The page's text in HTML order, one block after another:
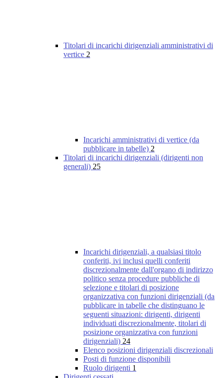
Titolari di incarichi dirigenziali amministrativi di
vertice 2
Incarichi amministrativi di vertice (da
pubblicare in tabelle) 2
Titolari di incarichi dirigenziali (dirigenti non
generali) 25
Incarichi dirigenziali, a qualsiasi titolo
conferiti, ivi inclusi quelli conferiti
discrezionalmente dall'organo di indirizzo
politico senza procedure pubbliche di
selezione e titolari di posizione
organizzativa con funzioni dirigenziali (da
pubblicare in tabelle che distinguano le
seguenti situazioni: dirigenti, dirigenti
individuati discrezionalmente, titolari di
posizione organizzativa con funzioni
dirigenziali) 24
Elenco posizioni dirigenziali discrezionali
Posti di funzione disponibili
Ruolo dirigenti 1